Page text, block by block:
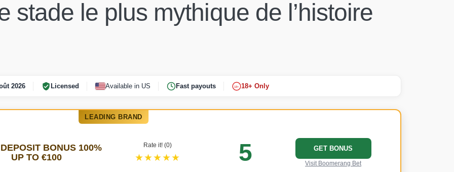
stade le plus mythique de l’histoire
2026 Licensed Available in US Fast payouts 18+ 18+ Only
LEADING BRAND
BONUS 100%
UP TO €100
Rate it! (0)
★★★★★ 5 GET BONUS
Visit Boomerang Bet